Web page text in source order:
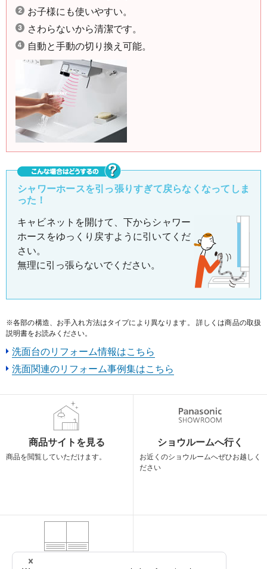
お子様にも使いやすい。
さわらないから清潔です。
自動と手動の切り換え可能。
シャワーホースを引っ張りすぎて戻らなくなってしま
った！
キャビネットを開けて、下からシャワー
ホースをゆっくり戻すように引いてくだ
さい。
無理に引っ張らないでください。
※各部の構造、お手入れ方法はタイプにより異なります。 詳しくは商品の取扱
説明書をお読みください。
洗面台のリフォーム情報はこちら
洗面関連のリフォーム事例集はこちら
商品サイトを見る
商品を閲覧していただけます。
ショウルームへ行く
お近くのショウルームへぜひお越しく
ださい